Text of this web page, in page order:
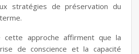
stratégies de préservation du
cette approche affirment que la
de conscience et la capacité